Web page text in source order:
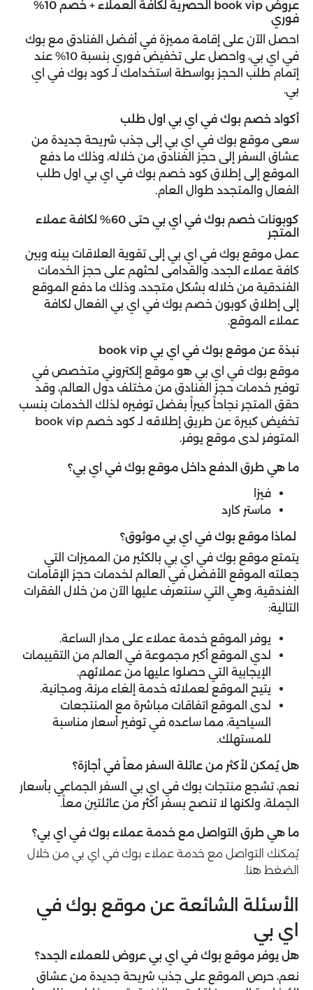
عروض book vip الحصرية لكافة العملاء + خصم 10%
فوري
احصل الآن على إقامة مميزة في أفضل الفنادق مع بوك
في اي بي، واحصل على تخفيض فوري بنسبة 10% عند
إتمام طلب الحجز بواسطة استخدامك لـ كود بوك في اي
بي.
أكواد خصم بوك في اي بي اول طلب
سعى موقع بوك في اي بي إلى جذب شريحة جديدة من
عشاق السفر إلى حجز الفنادق من خلاله، وذلك ما دفع
الموقع إلى إطلاق كود خصم بوك في اي بي اول طلب
الفعال والمتجدد طوال العام.
كوبونات خصم بوك في اي بي حتى 60% لكافة عملاء
المتجر
عمل موقع بوك في اي بي إلى تقوية العلاقات بينه وبين
كافة عملاء الجدد، والقدامى لحثهم على حجز الخدمات
الفندقية من خلاله بشكل متجدد، وذلك ما دفع الموقع
إلى إطلاق كوبون خصم بوك في اي بي الفعال لكافة
عملاء الموقع.
نبذة عن موقع بوك في اي بي book vip
موقع بوك في اي بي هو موقع إلكتروني متخصص في
توفير خدمات حجز الفنادق من مختلف دول العالم، وقد
حقق المتجر نجاحاً كبيراً بفضل توفيره لذلك الخدمات بنسب
تخفيض كبيرة عن طريق إطلاقه لـ كود خصم book vip
المتوفر لدى موقع يوفر.
ما هي طرق الدفع داخل موقع بوك في اي بي؟
فيزا
ماستر كارد
لماذا موقع بوك في اي بي موثوق؟
يتمتع موقع بوك في اي بي بالكثير من المميزات التي
جعلته الموقع الأفضل في العالم لخدمات حجز الإقامات
الفندقية، وهي التي سنتعرف عليها الآن من خلال الفقرات
التالية:
يوفر الموقع خدمة عملاء على مدار الساعة.
لدي الموقع أكبر مجموعة في العالم من التقييمات
الإيجابية التي حصلوا عليها من عملائهم.
يتيح الموقع لعملائه خدمة إلغاء مرنة، ومجانية.
لدى الموقع اتفاقات مباشرة مع المنتجعات
السياحية، مما ساعده في توفير أسعار مناسبة
للمستهلك.
هل يُمكن لأكثر من عائلة السفر معاً في أجازة؟
نعم، تشجع منتجات بوك في اي بي السفر الجماعي بأسعار
الجملة، ولكنها لا تنصح بسفر أكثر من عائلتين معاً.
ما هي طرق التواصل مع خدمة عملاء بوك في اي بي؟
يُمكنك التواصل مع خدمة عملاء بوك في اي بي من خلال
الضغط هنا.
الأسئلة الشائعة عن موقع بوك في
اي بي
هل يوفر موقع بوك في اي بي عروض للعملاء الجدد؟
نعم، حرص الموقع على جذب شريحة جديدة من عشاق